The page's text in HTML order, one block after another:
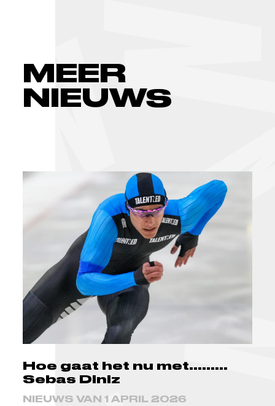
MEER
NIEUWS
Hoe gaat het nu met.........
Sebas Diniz
NIEUWS VAN 1 APRIL 2026